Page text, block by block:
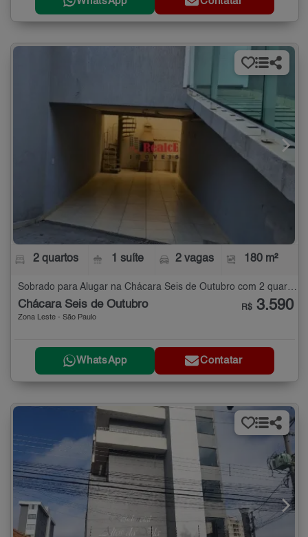
2 quartos 1 suíte 2 vagas 180 m²
Sobrado para Alugar na Chácara Seis de Outubro com 2 quartos - 180 m²
Chácara Seis de Outubro
Zona Leste - São Paulo
R$ 3.590
WhatsApp Contatar